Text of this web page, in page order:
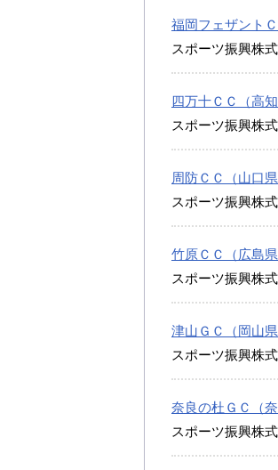
福岡フェザント
スポーツ振興株
四万十ＣＣ（高
スポーツ振興株
周防ＣＣ（山口
スポーツ振興株
竹原ＣＣ（広島
スポーツ振興株
津山ＧＣ（岡山
スポーツ振興株
奈良の杜ＧＣ（
スポーツ振興株